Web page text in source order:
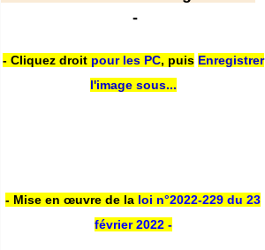
-
- Cliquez droit pour les PC, puis Enregistrer
l'image sous...
- Mise en œuvre de la loi n°2022-229 du 23
février 2022 -